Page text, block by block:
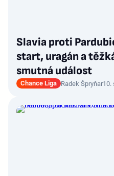
Slavia proti
start, uragán a
smutná událost
Chance Liga Radek Špryňar10.